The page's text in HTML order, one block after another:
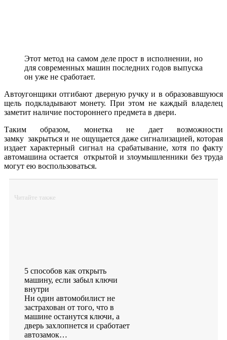
Этот метод на самом деле прост в исполнении, но
для современных машин последних годов выпуска
он уже не сработает.
Автоугонщики отгибают дверную ручку и в образовавшуюся
щель подкладывают монету. При этом не каждый владелец
заметит наличие постороннего предмета в двери.
Таким образом, монетка не дает возможности
замку закрыться и не ощущается даже сигнализацией, которая
издает характерный сигнал на срабатывание, хотя по факту
автомашина остается открытой и злоумышленники без труда
могут ею воспользоваться.
Читайте также
5 способов как открыть
машину, если забыл ключи
внутри
Ни один автомобилист не
застрахован от того, что в
машине останутся ключи, а
дверь захлопнется и сработает
автозамок…